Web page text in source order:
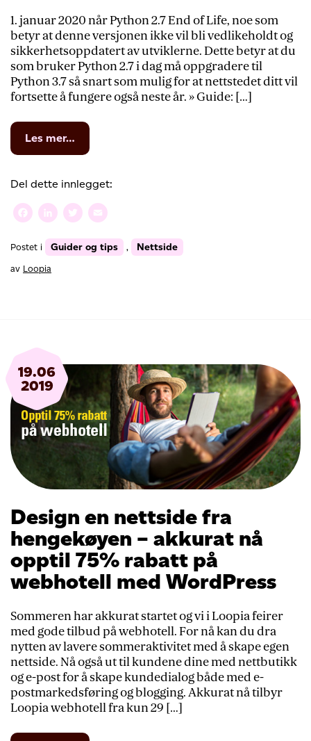
1. januar 2020 når Python 2.7 End of Life, noe som
betyr at denne versjonen ikke vil bli vedlikeholdt og
sikkerhetsoppdatert av utviklerne. Dette betyr at du
som bruker Python 2.7 i dag må oppgradere til
Python 3.7 så snart som mulig for at nettstedet ditt vil
fortsette å fungere også neste år. » Guide: […]
Les mer…
Python
når
End
of
Life
årsskiftet
Del dette innlegget:
Facebook
LinkedIn
Twitter
Postet i Guider og tips , Nettside
av Loopia
Design en nettside fra
hengekøyen – akkurat nå
opptil 75% rabatt på
webhotell med WordPress
Sommeren har akkurat startet og vi i Loopia feirer
med gode tilbud på webhotell. For nå kan du dra
nytten av lavere sommeraktivitet med å skape egen
nettside. Nå også ut til kundene dine med nettbutikk
og e-post for å skape kundedialog både med e-
postmarkedsføring og blogging. Akkurat nå tilbyr
Loopia webhotell fra kun 29 […]
19.06
2019